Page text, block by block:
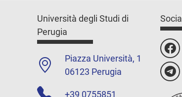
Università degli Studi di
Perugia
Piazza Università, 1
06123 Perugia
+39 0755851
Social